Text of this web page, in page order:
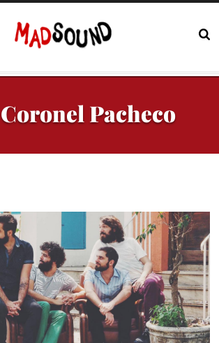
Coronel Pacheco